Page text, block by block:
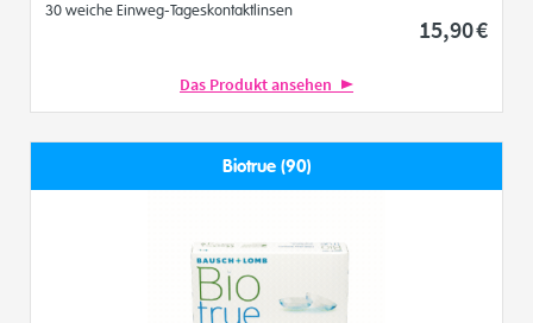
30 weiche Einweg-Tageskontaktlinsen
15,90€
Das Produkt ansehen
Biotrue (90)